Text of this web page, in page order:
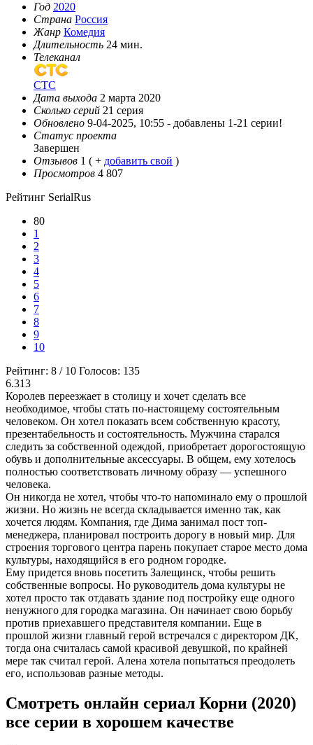
Год 2020
Страна Россия
Жанр Комедия
Длительность 24 мин.
Телеканал
СТС
Дата выхода 2 марта 2020
Сколько серий 21 серия
Обновлено 9-04-2025, 10:55 - добавлены 1-21 серии!
Статус проекта
Завершен
Отзывов 1 ( + добавить свой )
Просмотров 4 807
Рейтинг SerialRus
80
1
2
3
4
5
6
7
8
9
10
Рейтинг: 8 / 10 Голосов: 135
6.313
Королев переезжает в столицу и хочет сделать все
необходимое, чтобы стать по-настоящему состоятельным
человеком. Он хотел показать всем собственную красоту,
презентабельность и состоятельность. Мужчина старался
следить за собственной одеждой, приобретает дорогостоящую
обувь и дополнительные аксессуары. В общем, ему хотелось
полностью соответствовать личному образу — успешного
человека.
Он никогда не хотел, чтобы что-то напоминало ему о прошлой
жизни. Но жизнь не всегда складывается именно так, как
хочется людям. Компания, где Дима занимал пост топ-
менеджера, планировал построить дорогу в новый мир. Для
строения торгового центра парень покупает старое место дома
культуры, находящийся в его родном городке.
Ему придется вновь посетить Залещинск, чтобы решить
собственные вопросы. Но руководитель дома культуры не
хотел просто так отдавать здание под постройку еще одного
ненужного для городка магазина. Он начинает свою борьбу
против приехавшего представителя компании. Еще в
прошлой жизни главный герой встречался с директором ДК,
тогда она считалась самой красивой девушкой, по крайней
мере так считал герой. Алена хотела попытаться преодолеть
его, использовав разные методы.
Смотреть онлайн сериал Корни (2020)
все серии в хорошем качестве